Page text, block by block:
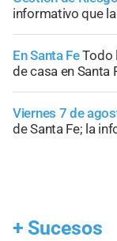
informativo que
En Santa FeTodo
de casa en Santa
Viernes 7 de
de Santa Fe; la
+ Sucesos